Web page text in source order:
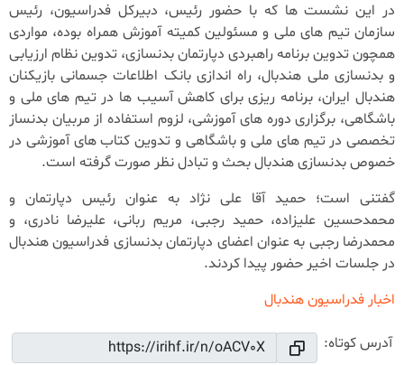
در این نشست ها که با حضور رئیس، دبیرکل فدراسیون، رئیس
سازمان تیم های ملی و مسئولین کمیته آموزش همراه بوده، مواردی
همچون تدوین برنامه راهبردی دپارتمان بدنسازی، تدوین نظام ارزیابی
و بدنسازی ملی هندبال، راه اندازی بانک اطلاعات جسمانی بازیکنان
هندبال ایران، برنامه ریزی برای کاهش آسیب ها در تیم های ملی و
باشگاهی، برگزاری دوره های آموزشی، لزوم استفاده از مربیان بدنساز
تخصصی در تیم های ملی و باشگاهی و تدوین کتاب های آموزشی در
خصوص بدنسازی هندبال بحث و تبادل نظر صورت گرفته است.
گفتنی است؛ حمید آقا علی نژاد به عنوان رئیس دپارتمان و
محمدحسین علیزاده، حمید رجبی، مریم ربانی، علیرضا نادری، و
محمدرضا رجبی به عنوان اعضای دپارتمان بدنسازی فدراسیون هندبال
در جلسات اخیر حضور پیدا کردند.
اخبار فدراسیون هندبال
آدرس کوتاه: